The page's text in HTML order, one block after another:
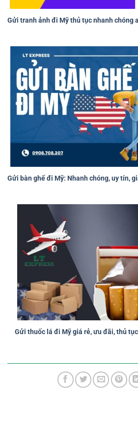
Gửi tranh ảnh đi Mỹ thủ tục nhanh chóng
Gửi bàn ghế đi Mỹ: Nhanh chóng, uy tín,
Gửi thuốc lá đi Mỹ giá rẻ, ưu đãi, thủ